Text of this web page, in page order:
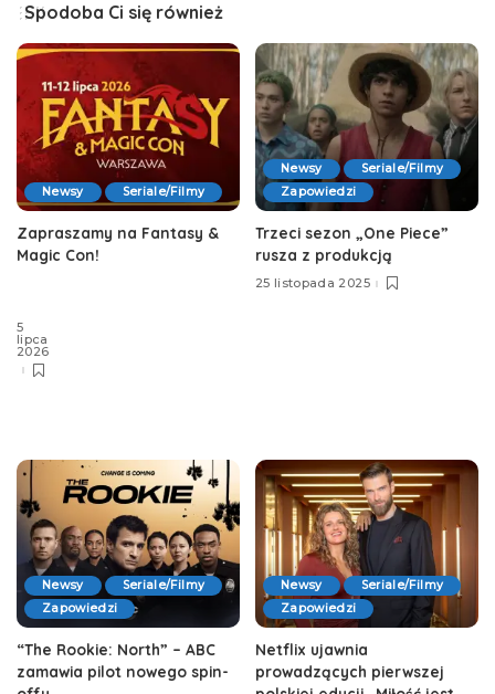
Spodoba Ci się również
Newsy Seriale/Filmy
Zapraszamy na Fantasy &
Magic Con!
5
lipca
2026
Newsy
Seriale/Filmy
Zapowiedzi
Trzeci sezon „One Piece”
rusza z produkcją
25 listopada 2025
Newsy
Seriale/Filmy
Zapowiedzi
“The Rookie: North” – ABC
zamawia pilot nowego spin-
Newsy
Seriale/Filmy
Zapowiedzi
Netflix ujawnia
prowadzących pierwszej